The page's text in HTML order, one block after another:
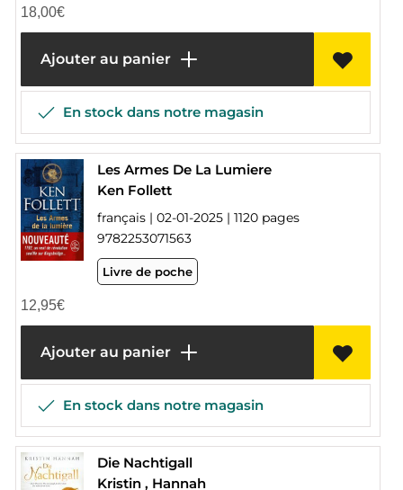
18,00€
Ajouter au panier
En stock dans notre magasin
Les Armes De La Lumiere
Ken Follett
français | 02-01-2025 | 1120 pages
9782253071563
Livre de poche
12,95€
Ajouter au panier
En stock dans notre magasin
Die Nachtigall
Kristin , Hannah